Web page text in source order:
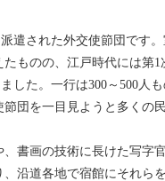
遣された外交使節団です
ものの、江戸時代には第1
した。一行は300～500人
団を一目見ようと多くの
書画の技術に長けた写字
沿道各地で宿館にそれら